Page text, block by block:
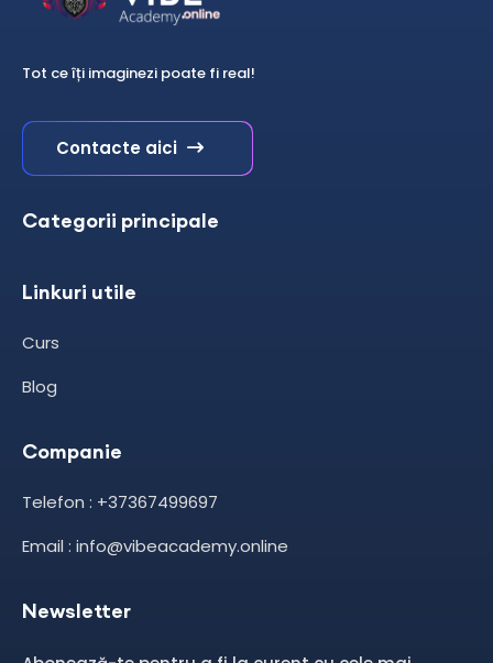
Tot ce îți imaginezi poate fi real!
Contacte aici
Categorii principale
Linkuri utile
Curs
Blog
Companie
Telefon : +37367499697
Email : info@vibeacademy.online
Newsletter